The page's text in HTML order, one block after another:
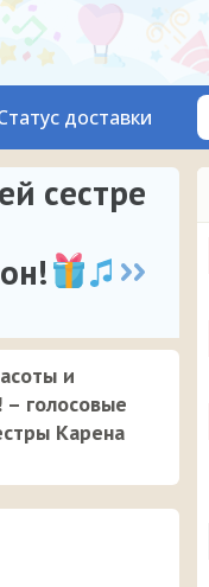
доставки
сестре
и
– голосовые
Карена